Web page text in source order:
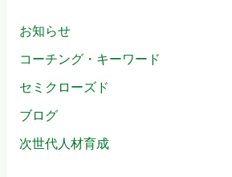
お知らせ
コーチング・キーワード
セミクローズド
ブログ
次世代人材育成